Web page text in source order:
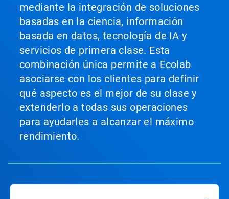
mediante la integración de soluciones
basadas en la ciencia, información
basada en datos, tecnología de IA y
servicios de primera clase. Esta
combinación única permite a Ecolab
asociarse con los clientes para definir
qué aspecto es el mejor de su clase y
extenderlo a todas sus operaciones
para ayudarles a alcanzar el máximo
rendimiento.